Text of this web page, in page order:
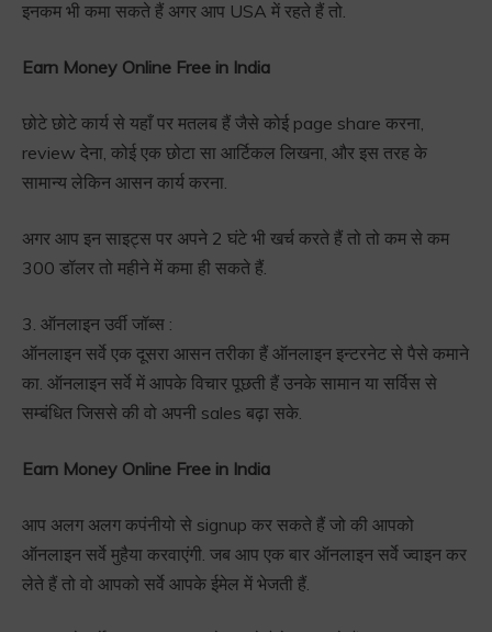
इनकम भी कमा सकते हैं अगर आप USA में रहते हैं तो.
Earn Money Online Free in India
छोटे छोटे कार्य से यहाँ पर मतलब हैं जैसे कोई page share करना,
review देना, कोई एक छोटा सा आर्टिकल लिखना, और इस तरह के
सामान्य लेकिन आसन कार्य करना.
अगर आप इन साइट्स पर अपने 2 घंटे भी खर्च करते हैं तो तो कम से कम
300 डॉलर तो महीने में कमा ही सकते हैं.
3. ऑनलाइन उर्वी जॉब्स :
ऑनलाइन सर्वे एक दूसरा आसन तरीका हैं ऑनलाइन इन्टरनेट से पैसे कमाने
का. ऑनलाइन सर्वे में आपके विचार पूछती हैं उनके सामान या सर्विस से
सम्बंधित जिससे की वो अपनी sales बढ़ा सके.
Earn Money Online Free in India
आप अलग अलग कपंनीयो से signup कर सकते हैं जो की आपको
ऑनलाइन सर्वे मुहैया करवाएंगी. जब आप एक बार ऑनलाइन सर्वे ज्वाइन कर
लेते हैं तो वो आपको सर्वे आपके ईमेल में भेजती हैं.